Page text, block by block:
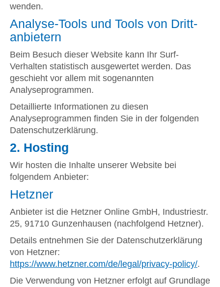
wenden.
Analyse-Tools und Tools von Dritt­
anbietern
Beim Besuch dieser Website kann Ihr Surf-
Verhalten statistisch ausgewertet werden. Das
geschieht vor allem mit sogenannten
Analyseprogrammen.
Detaillierte Informationen zu diesen
Analyseprogrammen finden Sie in der folgenden
Datenschutzerklärung.
2. Hosting
Wir hosten die Inhalte unserer Website bei
folgendem Anbieter:
Hetzner
Anbieter ist die Hetzner Online GmbH, Industriestr.
25, 91710 Gunzenhausen (nachfolgend Hetzner).
Details entnehmen Sie der Datenschutzerklärung
von Hetzner:
https://www.hetzner.com/de/legal/privacy-policy/.
Die Verwendung von Hetzner erfolgt auf Grundlage